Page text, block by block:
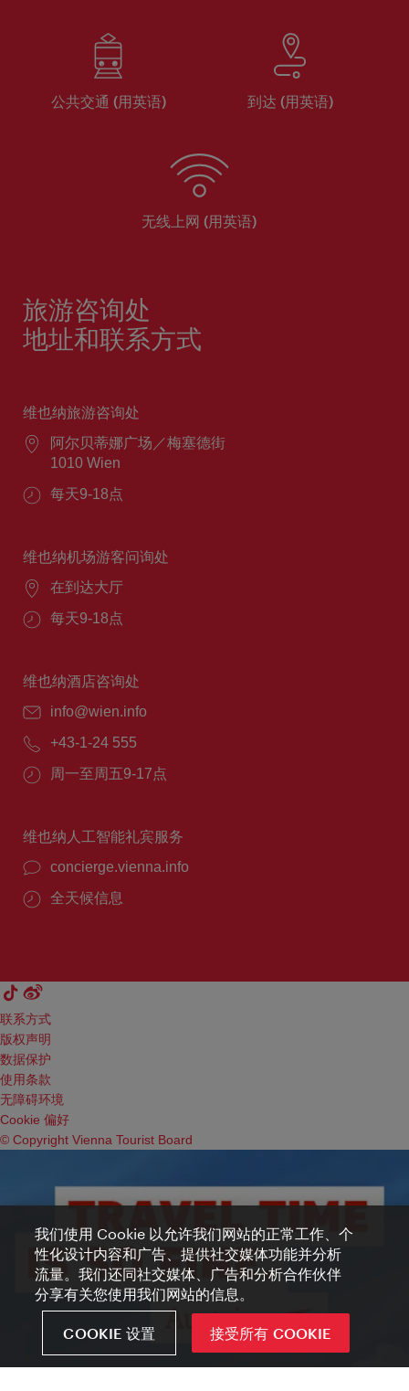
公共交通 (用英语) 到达 (用英语)
无线上网 (用英语)
旅游咨询处
地址和联系方式
维也纳旅游咨询处
阿尔贝蒂娜广场／梅塞德街
1010 Wien
每天9-18点
维也纳机场游客问询处
在到达大厅
每天9-18点
维也纳酒店咨询处
info@wien.info
+43-1-24 555
周一至周五9-17点
维也纳人工智能礼宾服务
concierge.vienna.info
全天候信息
联系方式
版权声明
数据保护
使用条款
无障碍环境
Cookie 偏好
© Copyright Vienna Tourist Board
我们使用 Cookie 以允许我们网站的正常工作、个
性化设计内容和广告、提供社交媒体功能并分析
流量。我们还同社交媒体、广告和分析合作伙伴
分享有关您使用我们网站的信息。
COOKIE 设置 接受所有 COOKIE